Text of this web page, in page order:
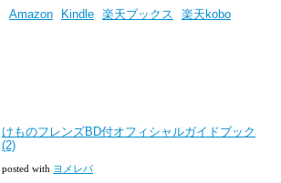
Amazon
Kindle 楽天ブックス 楽天kobo
けものフレンズBD付オフィシャルガイドブック
(2)
posted with ヨメレバ